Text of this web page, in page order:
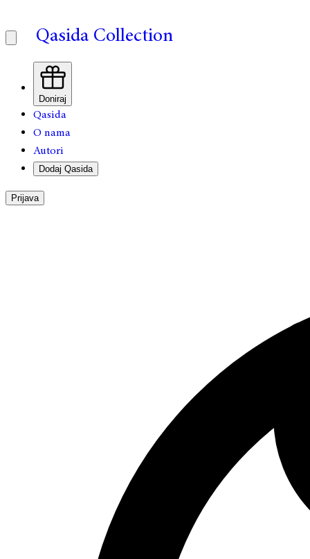
Qasida Collection
Doniraj
Qasida
O nama
Autori
Dodaj Qasida
Prijava